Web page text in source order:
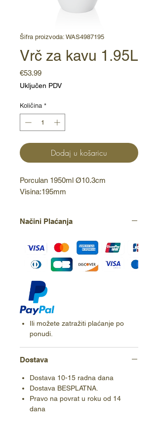
Šifra proizvoda: WAS4987195
Vrč za kavu 1.95L
€53.99Cijena
Uključen PDV
Količina *
Dodaj u košaricu
Porculan 1950ml Ø10.3cm
Visina:195mm
Načini Plaćanja
Ili možete zatražiti plaćanje po
ponudi.
Dostava
Dostava 10-15 radna dana
Dostava BESPLATNA.
Pravo na povrat u roku od 14
dana